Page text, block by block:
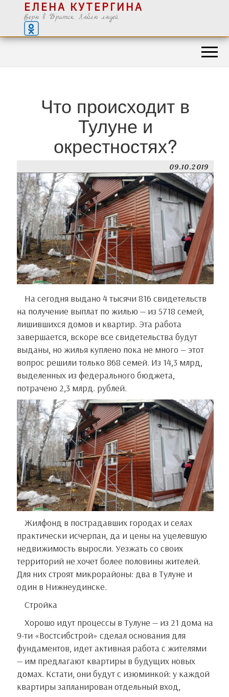
ЕЛЕНА КУТЕРГИНА
Верю в Братск. Люблю людей.
Что происходит в
Тулуне и
окрестностях?
09.10.2019
На сегодня выдано 4 тысячи 816 свидетельств
на получение выплат по жилью — из 5718 семей,
лишившихся домов и квартир. Эта работа
завершается, вскоре все свидетельства будут
выданы, но жилья куплено пока не много — этот
вопрос решили только 868 семей. Из 14,3 млрд,
выделенных из федерального бюджета,
потрачено 2,3 млрд. рублей.
Жилфонд в пострадавших городах и селах
практически исчерпан, да и цены на уцелевшую
недвижимость выросли. Уезжать со своих
территорий не хочет более половины жителей.
Для них строят микрорайоны: два в Тулуне и
один в Нижнеудинске.
Стройка
Хорошо идут процессы в Тулуне — из 21 дома на
9-ти «Востсибстрой» сделал основания для
фундаментов, идет активная работа с жителями
— им предлагают квартиры в будущих новых
домах. Кстати, они будут с изюминкой: у каждой
квартиры запланирован отдельный вход,